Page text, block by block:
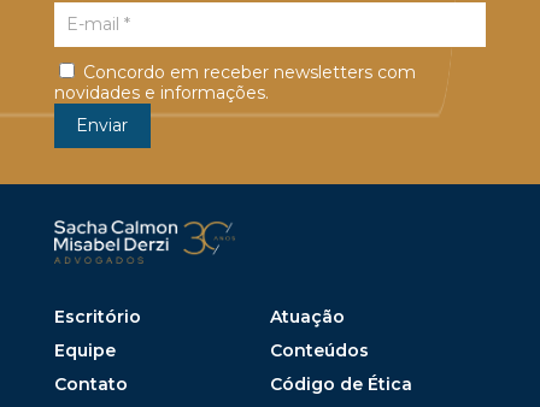
Concordo em receber newsletters com
novidades e informações.
Escritório
Atuação
Equipe
Conteúdos
Contato
Código de Ética